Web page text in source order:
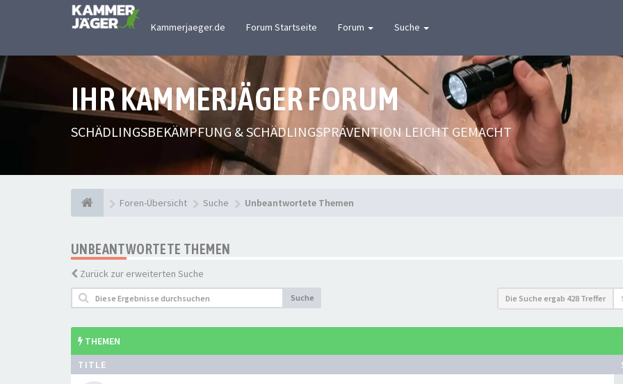
Kammerjaeger.de Forum Startseite Forum Suche
IHR KAMMERJÄGER FORUM
SCHÄDLINGSBEKÄMPFUNG & SCHÄDLINGSPRÄVENTION LEICHT GEMACHT
Foren-Übersicht Suche Unbeantwortete Themen
UNBEANTWORTETE THEMEN
Zurück zur erweiterten Suche
Suche Die Suche ergab 428 Treffer
THEMEN
TITLE